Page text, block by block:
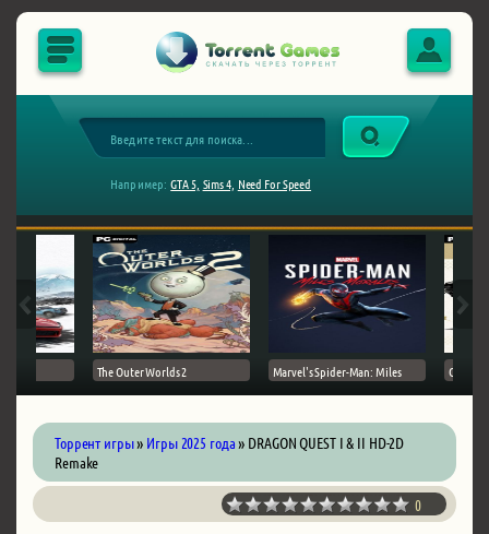
Например: GTA 5, Sims 4, Need For Speed
The Outer Worlds 2 Marvel's Spider-Man: Miles Ghost
Торрент игры» Игры 2025 года» DRAGON QUEST I & II HD-2D
Remake
0